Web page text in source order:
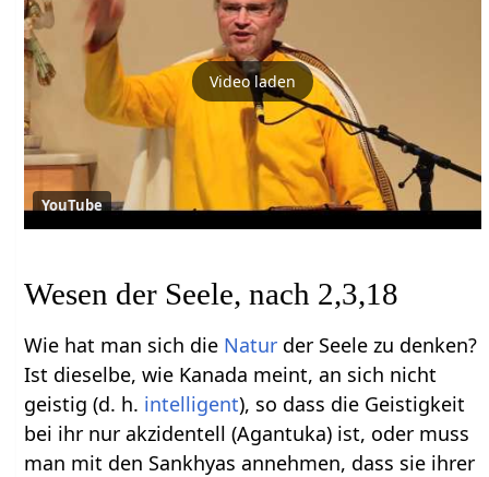
Video laden
YouTube
Wesen der Seele, nach 2,3,18
Wie hat man sich die Natur der Seele zu denken?
Ist dieselbe, wie Kanada meint, an sich nicht
geistig (d. h. intelligent), so dass die Geistigkeit
bei ihr nur akzidentell (Agantuka) ist, oder muss
man mit den Sankhyas annehmen, dass sie ihrer